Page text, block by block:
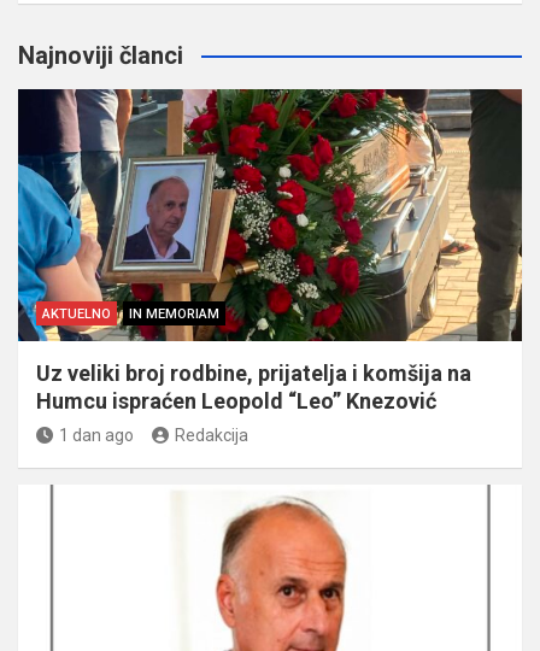
Najnoviji članci
AKTUELNO IN MEMORIAM
Uz veliki broj rodbine, prijatelja i komšija na
Humcu ispraćen Leopold “Leo” Knezović
1 dan ago Redakcija